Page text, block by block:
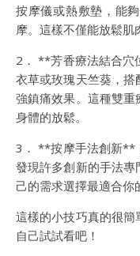
按摩儀或熱敷墊，能
摩。這樣不僅能放鬆肌
2． **芳香療法結合穴
衣草或玫瑰天竺葵，
強鎮痛效果。這種雙
身體的放鬆。
3． **按摩手法創新**
發現許多創新的手法
己的需求選擇最適合你
這樣的小技巧真的很
自己試試看吧！